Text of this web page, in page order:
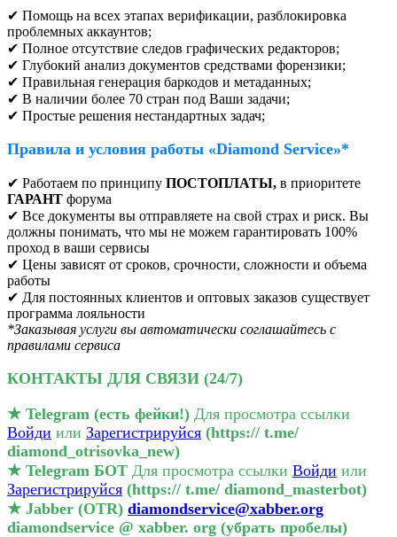
✔ Помощь на всех этапах верификации, разблокировка
проблемных аккаунтов;
✔ Полное отсутствие следов графических редакторов;
✔ Глубокий анализ документов средствами форензики;
✔ Правильная генерация баркодов и метаданных;
✔ В наличии более 70 стран под Ваши задачи;
✔ Простые решения нестандартных задач;
Правила и условия работы «Diamond Service»*
✔ Работаем по принципу ПОСТОПЛАТЫ, в приоритете
ГАРАНТ форума
✔ Все документы вы отправляете на свой страх и риск. Вы
должны понимать, что мы не можем гарантировать 100%
проход в ваши сервисы
✔ Цены зависят от сроков, срочности, сложности и объема
работы
✔ Для постоянных клиентов и оптовых заказов существует
программа лояльности
*Заказывая услуги вы автоматически соглашайтесь с
правилами сервиса
КОНТАКТЫ ДЛЯ СВЯЗИ (24/7)️
★ Telegram (есть фейки!) Для просмотра ссылки
Войди или Зарегистрируйся (https:// t.me/
diamond_otrisovka_new)
★ Telegram БОТ Для просмотра ссылки Войди или
Зарегистрируйся (https:// t.me/ diamond_masterbot)
★ Jabber (OTR) diamondservice@xabber.org
diamondservice @ xabber. org (убрать пробелы)